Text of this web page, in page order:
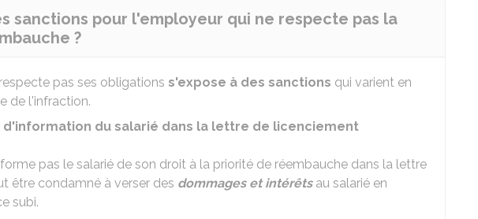
sanctions pour l'employeur qui ne respecte pas la
?
pas ses obligations s'expose à des sanctions qui varient en
de l'infraction.
d'information du salarié dans la lettre de licenciement
pas le salarié de son droit à la priorité de réembauche dans la lettre
être condamné à verser des dommages et intérêtsau salarié en
subi.